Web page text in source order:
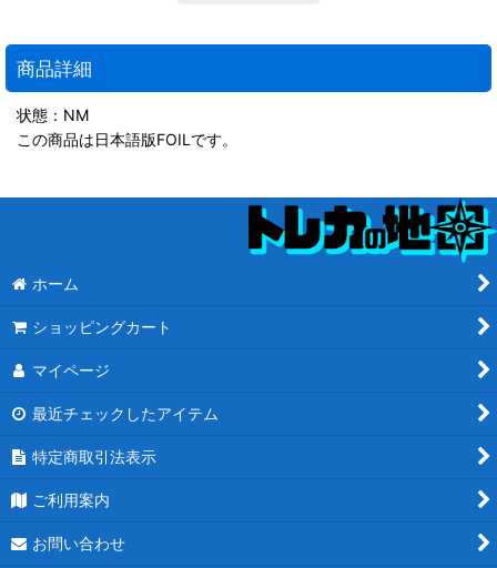
商品詳細
状態：NM
この商品は日本語版FOILです。
ホーム
ショッピングカート
マイページ
最近チェックしたアイテム
特定商取引法表示
ご利用案内
お問い合わせ